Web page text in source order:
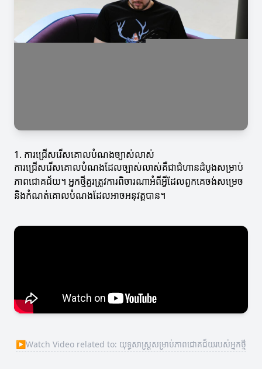
1. ការជ្រើសរើសគោលបំណងច្បាស់លាស់
ការជ្រើសរើសគោលបំណងដែលច្បាស់លាស់គឺជាជំហានដំបូងសម្រាប់
ភាពជោគជ័យ។ អ្នកថ្មីគួរត្រូវការពិចារណាអំពីអ្វីដែលពួកគេចង់សម្រេច
និងកំណត់គោលបំណងដែលអាចអនុវត្តបាន។
▶Watch Video related to: យុទ្ធសាស្ត្រសម្រាប់ភាពជោគជ័យរបស់អ្នកថ្មី